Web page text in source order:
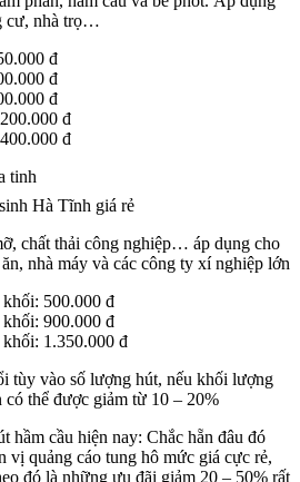
cư, nhà trọ…
đ
đ
đ
đ
đ
Hà Tĩnh giá rẻ
chất thải công nghiệp… áp dụng cho
nhà máy và các công ty xí nghiệp lớn
500.000 đ
900.000 đ
1.350.000 đ
tùy vào số lượng hút, nếu khối lượng
thể được giảm từ 10 – 20%
hầm cầu hiện nay: Chắc hẵn đâu đó
vị quảng cáo tung hô mức giá cực rẻ,
đó là những ưu đãi giảm 20 – 50% rất